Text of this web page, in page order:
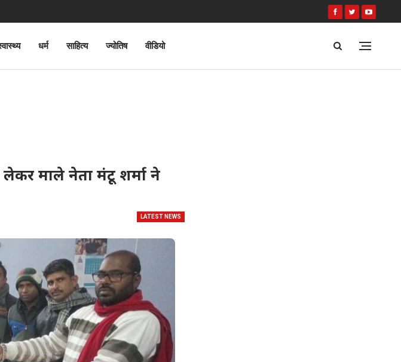
धर्म साहित्य ज्योतिष वीडियो
माले नेता मंटू शर्मा ने
LATEST NEWS